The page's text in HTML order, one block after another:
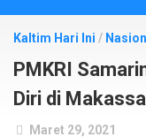
Kaltim Hari Ini /
PMKRI
Diri di
Maret 29, 2021